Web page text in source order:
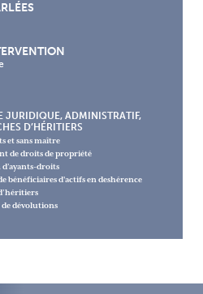
JURIDIQUE, ADMINISTRATIF,
D’HÉRITIERS
et sans maître
de droits de propriété
droits
bénéficiaires d'actifs en deshérence
dévolutions